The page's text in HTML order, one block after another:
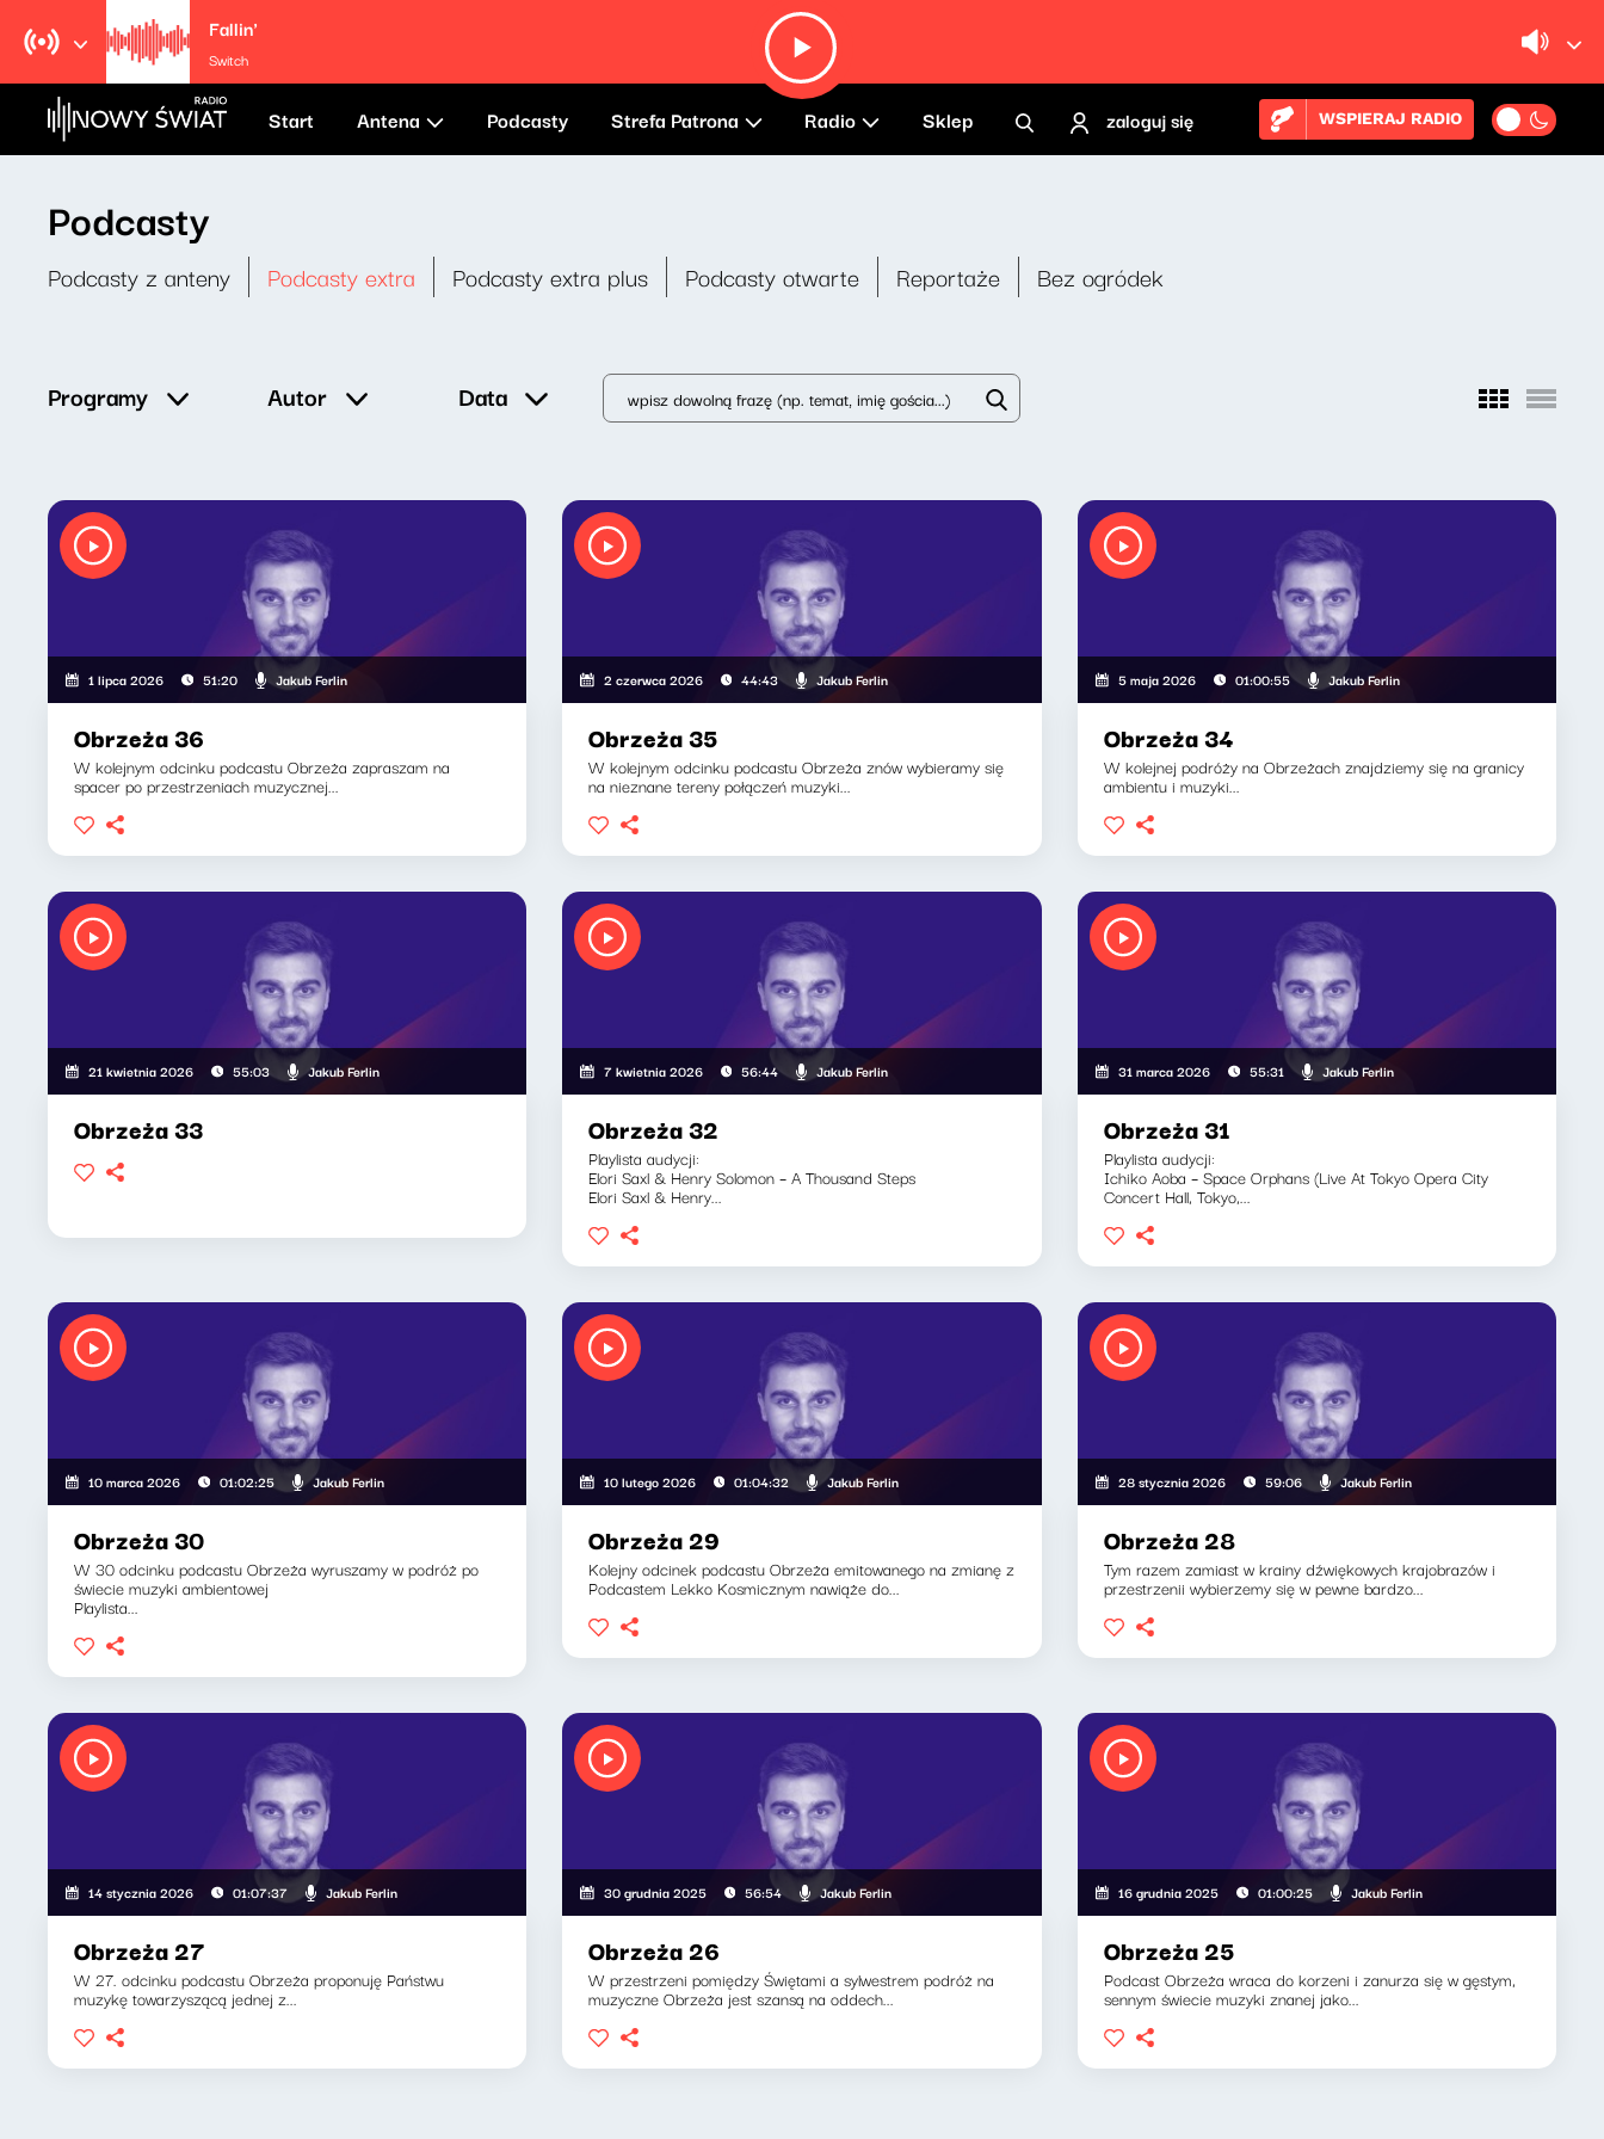
Fallin'
Switch
Start Antena Podcasty Strefa Patrona Radio Sklep zaloguj się WSPIERAJ RADIO
Podcasty
Podcasty z anteny Podcasty extra Podcasty extra plus Podcasty otwarte Reportaże Bez ogródek
Programy Autor Data
1 lipca 2026 51:20 Jakub Ferlin
Obrzeża 36
W kolejnym odcinku podcastu Obrzeża zapraszam na
spacer po przestrzeniach muzycznej...
2 czerwca 2026 44:43 Jakub Ferlin
Obrzeża 35
W kolejnym odcinku podcastu Obrzeża znów wybieramy się
na nieznane tereny połączeń muzyki...
5 maja 2026 01:00:55 Jakub Ferlin
Obrzeża 34
W kolejnej podróży na Obrzeżach znajdziemy się na granicy
ambientu i muzyki...
21 kwietnia 2026 55:03 Jakub Ferlin
Obrzeża 33
7 kwietnia 2026 56:44 Jakub Ferlin
Obrzeża 32
Playlista audycji:
Elori Saxl & Henry Solomon – A Thousand Steps
Elori Saxl & Henry...
31 marca 2026 55:31 Jakub Ferlin
Obrzeża 31
Playlista audycji:
Ichiko Aoba – Space Orphans (Live At Tokyo Opera City
Concert Hall, Tokyo,...
10 marca 2026 01:02:25 Jakub Ferlin
Obrzeża 30
W 30 odcinku podcastu Obrzeża wyruszamy w podróż po
świecie muzyki ambientowej
Playlista...
10 lutego 2026 01:04:32 Jakub Ferlin
Obrzeża 29
Kolejny odcinek podcastu Obrzeża emitowanego na zmianę z
Podcastem Lekko Kosmicznym nawiąże do...
28 stycznia 2026 59:06 Jakub Ferlin
Obrzeża 28
Tym razem zamiast w krainy dźwiękowych krajobrazów i
przestrzenii wybierzemy się w pewne bardzo...
14 stycznia 2026 01:07:37 Jakub Ferlin
Obrzeża 27
W 27. odcinku podcastu Obrzeża proponuję Państwu
muzykę towarzyszącą jednej z...
30 grudnia 2025 56:54 Jakub Ferlin
Obrzeża 26
W przestrzeni pomiędzy Świętami a sylwestrem podróż na
muzyczne Obrzeża jest szansą na oddech...
16 grudnia 2025 01:00:25 Jakub Ferlin
Obrzeża 25
Podcast Obrzeża wraca do korzeni i zanurza się w gęstym,
sennym świecie muzyki znanej jako...